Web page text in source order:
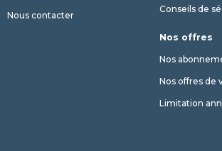
Nous contacter
Conseils de
Nos offres
Nos
Nos offres de
Limitation